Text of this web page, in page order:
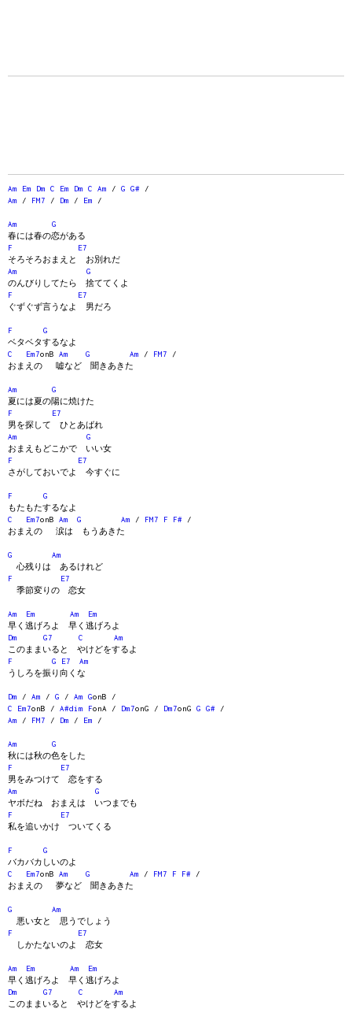
Am Em Dm C Em Dm C Am / G G# /
Am / FM7 / Dm / Em /
Am
G
春には春の恋がある
F
E7
そろそろおまえと お別れだ
Am
G
のんびりしてたら 捨ててくよ
F
E7
ぐずぐず言うなよ 男だろ
F
G
ベタベタするなよ
C
Em7onB Am G Am / FM7 /
おまえの 嘘など 聞きあきた
Am
G
夏には夏の陽に焼けた
F
E7
男を探して ひとあばれ
Am
G
おまえもどこかで いい女
F
E7
さがしておいでよ 今すぐに
F
G
もたもたするなよ
C
Em7onB Am G Am / FM7 F F# /
おまえの 涙は もうあきた
G
Am
心残りは あるけれど
F
E7
季節変りの 恋女
Am Em Am
Em
早く逃げろよ 早く逃げろよ
Dm
G7 C
Am
このままいると やけどをするよ
F
G E7
Am
うしろを振り向くな
Dm / Am / G / Am GonB /
C
Em7onB / A#dim FonA / Dm7onG / Dm7onG G G# /
Am / FM7 / Dm / Em /
Am
G
秋には秋の色をした
F
E7
男をみつけて 恋をする
Am
G
ヤボだね おまえは いつまでも
F
E7
私を追いかけ ついてくる
F
G
バカバカしいのよ
C
Em7onB Am G Am / FM7 F F# /
おまえの 夢など 聞きあきた
G
Am
悪い女と 思うでしょう
F
E7
しかたないのよ 恋女
Am Em Am
Em
早く逃げろよ 早く逃げろよ
Dm
G7 C
Am
このままいると やけどをするよ